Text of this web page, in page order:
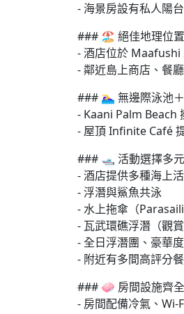
- 海景房設有私人陽
### 🏖 絕佳地理位置
- 酒店位於 Maafushi
- 鄰近島上商店、餐
### 🏊‍♀️ 無邊際泳池
- Kaani Palm Beach
- 屋頂 Infinite Café
### 🛥 活動選擇多
- 酒店提供多種海上
- 浮潛與鯊魚共泳
- 水上拖傘（
- 瓦武環礁浮潛（觀
- 全日浮潛團、豪華
- 附近有多間高評分
### 🧼 房間設施齊
- 房間配備冷氣、Wi-